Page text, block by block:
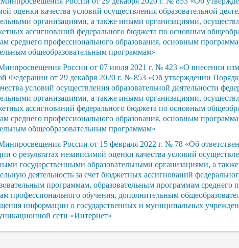
оценки качества условий осуществления образовательной
организациями, а также иными организациями,
ассигнований федерального бюджета по основным
среднего профессионального образования, основным
общеобразовательным программам»
России от 07 июля 2021 г. № 423 «О внесении
Федерации от 29 декабря 2020 г. № 853 «Об утверждении
условий осуществления образовательной деятельности
организациями, а также иными организациями,
ассигнований федерального бюджета по основным
среднего профессионального образования, основным
общеобразовательным программам»
России от 15 февраля 2022 г. № 78 «Об
о результатах независимой оценки качества условий
государственными образовательными организациями, а
деятельность за счет бюджетных ассигнований
программам, образовательным программам среднего
профессионального обучения, дополнительным
информации о государственных и муниципальных
сети «Интернет»